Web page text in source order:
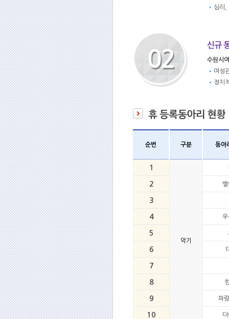
심리,
수원시
여성
정치
순번 구분 동아
1
악기
2
3
4 우
5
6
7
8
9 파
10